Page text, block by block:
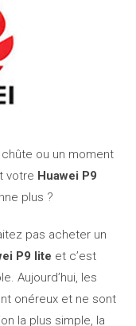
ou un moment
votre Huawei P9
plus ?
pas acheter un
P9 lite et c’est
Aujourd’hui, les
onéreux et ne sont
la plus simple, la